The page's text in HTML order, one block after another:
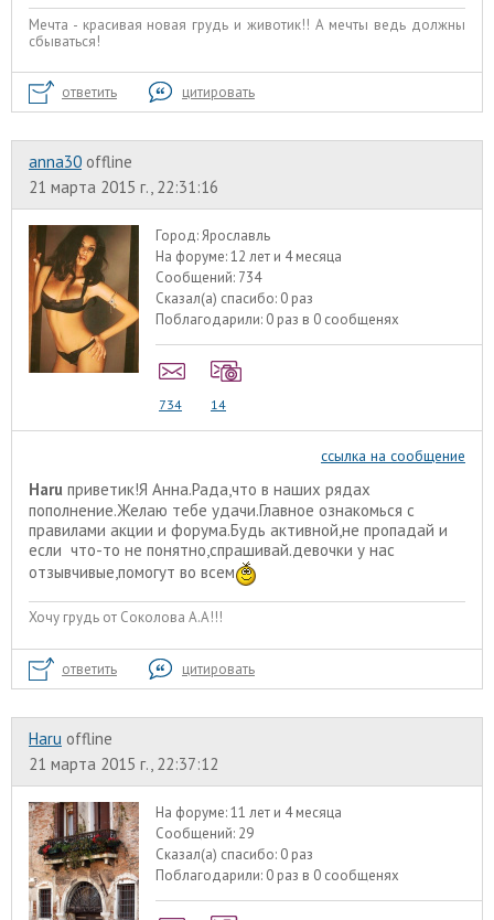
Мечта - красивая новая грудь и животик!! А мечты ведь должны
сбываться!
ответить цитировать
anna30 offline
21 марта 2015 г., 22:31:16
Город:Ярославль
На форуме:12 лет и 4 месяца
Сообщений: 734
Сказал(а) спасибо: 0 раз
Поблагодарили: 0 раз в 0 сообщенях
734 14
ссылка на сообщение
Haru приветик!Я Анна.Рада,что в наших рядах
пополнение.Желаю тебе удачи.Главное ознакомься с
правилами акции и форума.Будь активной,не пропадай и
если что-то не понятно,спрашивай.девочки у нас
отзывчивые,помогут во всем
Хочу грудь от Соколова А.А!!!
ответить цитировать
Haru offline
21 марта 2015 г., 22:37:12
На форуме:11 лет и 4 месяца
Сообщений: 29
Сказал(а) спасибо: 0 раз
Поблагодарили: 0 раз в 0 сообщенях